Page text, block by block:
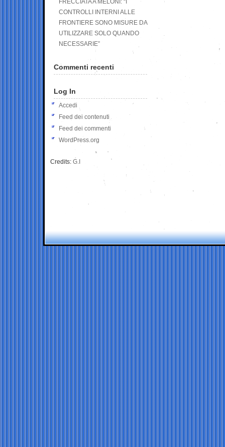
FRECCIATA A MELONI: “I
CONTROLLI INTERNI ALLE
FRONTIERE SONO MISURE DA
UTILIZZARE SOLO QUANDO
NECESSARIE”
Commenti recenti
Log In
Accedi
Feed dei contenuti
Feed dei commenti
WordPress.org
Credits: G.I